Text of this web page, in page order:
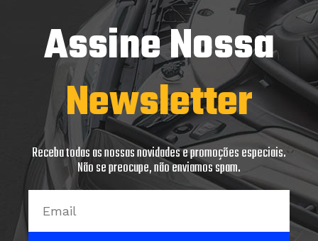
Assine Nossa
Newsletter
Receba todas as nossas novidades e promoções especiais.
Não se preocupe, não enviamos spam.